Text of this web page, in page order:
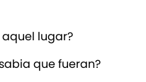
lugar?
que fueran?